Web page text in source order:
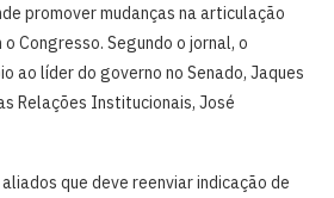
promover mudanças na articulação
Congresso. Segundo o jornal, o
ao líder do governo no Senado, Jaques
Relações Institucionais, José
que deve reenviar indicação de